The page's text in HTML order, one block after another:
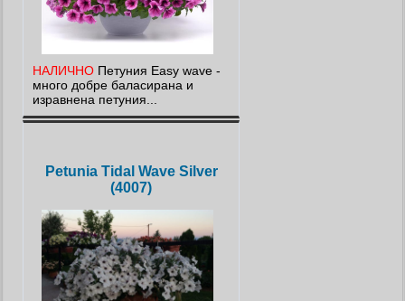
НАЛИЧНО Петуния Еasy wave -
много добре баласирана и
изравнена петуния...
Petunia Tidal Wave Silver
(4007)